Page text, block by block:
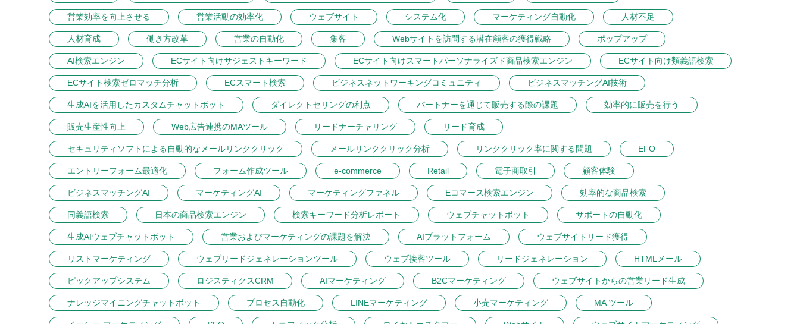
営業効率を向上させる 営業活動の効率化 ウェブサイト システム化 マーケティング自動化 人材不足
人材育成 働き方改革 営業の自動化 集客 Webサイトを訪問する潜在顧客の獲得戦略 ポップアップ
AI検索エンジン ECサイト向けサジェストキーワード ECサイト向けスマートパーソナライズド商品検索エンジン ECサイト向け類義語検索
ECサイト検索ゼロマッチ分析 ECスマート検索 ビジネスネットワーキングコミュニティ ビジネスマッチングAI技術
生成AIを活用したカスタムチャットボット ダイレクトセリングの利点 パートナーを通じて販売する際の課題 効率的に販売を行う
販売生産性向上 Web広告連携のMAツール リードナーチャリング リード育成
セキュリティソフトによる自動的なメールリンククリック メールリンククリック分析 リンククリック率に関する問題 EFO
エントリーフォーム最適化 フォーム作成ツール e-commerce Retail 電子商取引 顧客体験
ビジネスマッチングAI マーケティングAI マーケティングファネル Eコマース検索エンジン 効率的な商品検索
同義語検索 日本の商品検索エンジン 検索キーワード分析レポート ウェブチャットボット サポートの自動化
生成AIウェブチャットボット 営業およびマーケティングの課題を解決 AIプラットフォーム ウェブサイトリード獲得
リストマーケティング ウェブリードジェネレーションツール ウェブ接客ツール リードジェネレーション HTMLメール
ピックアップシステム ロジスティクスCRM AIマーケティング B2Cマーケティング ウェブサイトからの営業リード生成
ナレッジマイニングチャットボット プロセス自動化 LINEマーケティング 小売マーケティング MA ツール